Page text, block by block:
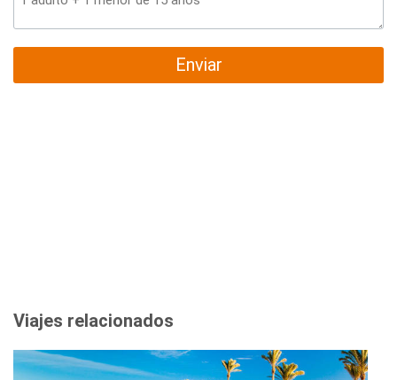
Enviar
Viajes relacionados